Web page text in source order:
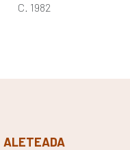
C. 1982
ALETEADA